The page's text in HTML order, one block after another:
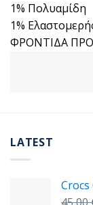
1% Πολυαμίδη
1%
ΦΡΟΝΤΙΔΑ
LATEST
Crocs